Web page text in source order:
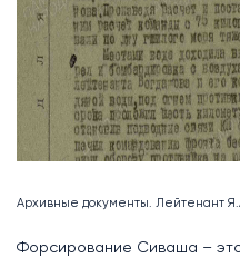
Архивные документы. Лейтенант
Форсирование Сиваша –